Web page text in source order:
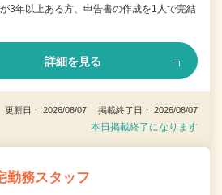
3年以上ある方、申告書の作成を1人で完結
詳細を見る
更新日： 2026/08/07 掲載終了日： 2026/08/07
本日掲載終了になります
勤務スタッフ